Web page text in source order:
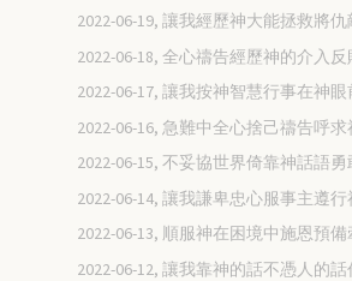
2022-06-19, 讓我經歷神大能拯救將
2022-06-18, 全心禱告經歷神的介入
2022-06-17, 讓我按神智慧行事在神
2022-06-16, 急難中全心捨己禱告呼
2022-06-15, 不妥協世界倚靠神話語
2022-06-14, 讓我謙卑忠心服事主遵
2022-06-13, 順服神在困境中施恩預
2022-06-12, 讓我靠神的話不憑人的